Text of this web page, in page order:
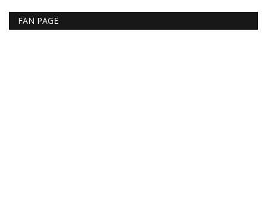
FAN PAGE